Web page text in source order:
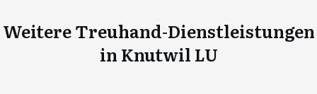
Weitere Treuhand-Dienstleistungen
in Knutwil LU